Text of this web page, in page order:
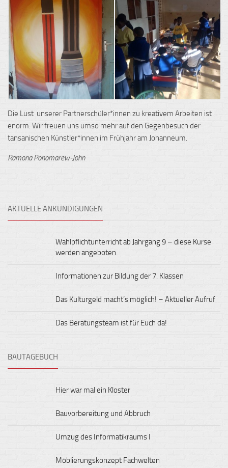
Die Lust unserer Partnerschüler*innen zu kreativem Arbeiten ist
enorm. Wir freuen uns umso mehr auf den Gegenbesuch der
tansanischen Künstler*innen im Frühjahr am Johanneum.
Ramona Ponomarew-John
AKTUELLE ANKÜNDIGUNGEN
Wahlpflichtunterricht ab Jahrgang 9 – diese Kurse
werden angeboten
Informationen zur Bildung der 7. Klassen
Das Kulturgeld macht’s möglich! – Aktueller Aufruf
Das Beratungsteam ist für Euch da!
BAUTAGEBUCH
Hier war mal ein Kloster
Bauvorbereitung und Abbruch
Umzug des Informatikraums I
Möblierungskonzept Fachwelten